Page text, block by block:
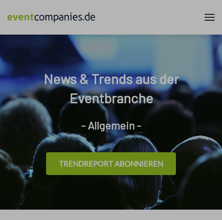
News & Trends aus der
Eventbranche
- Allgemein -
TRENDREPORT ABONNIEREN